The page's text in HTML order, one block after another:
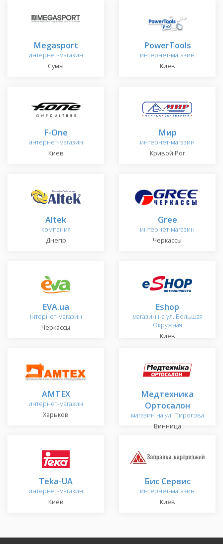
Megasport
интернет-магазин
Сумы
PowerTools
интернет-магазин
Киев
F-One
интернет-магазин
Киев
Мир
интернет-магазин
Кривой Рог
Altek
компания
Днепр
Gree
интернет-магазин
Черкассы
EVA.ua
інтернет-магазин
Черкассы
Eshop
магазин на ул. Большая
Окружная
Киев
AMTEX
интернет-магазин
Харьков
Медтехника
Ортосалон
магазин на ул. Пирогова
Винница
Teka-UA
интернет-магазин
Киев
Бис Сервис
интернет-магазин
Киев